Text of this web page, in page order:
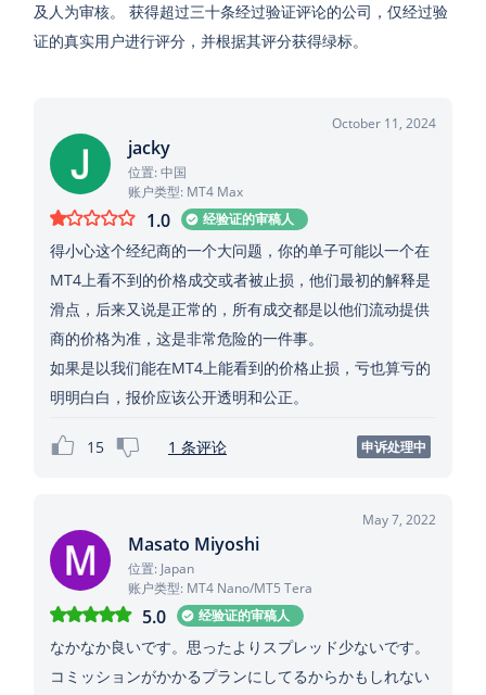
及人为审核。 获得超过三十条经过验证评论的公司，仅经过验
证的真实用户进行评分，并根据其评分获得绿标。
October 11, 2024
jacky
位置: 中国
账户类型: MT4 Max
1.0 经验证的审稿人
得小心这个经纪商的一个大问题，你的单子可能以一个在
MT4上看不到的价格成交或者被止损，他们最初的解释是
滑点，后来又说是正常的，所有成交都是以他们流动提供
商的价格为准，这是非常危险的一件事。
如果是以我们能在MT4上能看到的价格止损，亏也算亏的
明明白白，报价应该公开透明和公正。
15 1 条评论 申诉处理中
May 7, 2022
Masato Miyoshi
位置: Japan
账户类型: MT4 Nano/MT5 Tera
5.0 经验证的审稿人
なかなか良いです。思ったよりスプレッド少ないです。
コミッションがかかるプランにしてるからかもしれない